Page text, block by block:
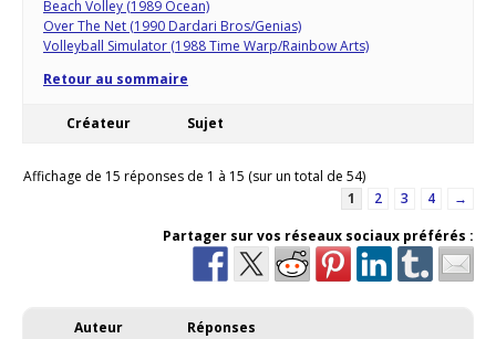
Beach Volley (1989 Ocean)
Over The Net (1990 Dardari Bros/Genias)
Volleyball Simulator (1988 Time Warp/Rainbow Arts)
Retour au sommaire
Créateur Sujet
Affichage de 15 réponses de 1 à 15 (sur un total de 54)
1
2 3 4
→
Partager sur vos réseaux sociaux préférés :
Auteur Réponses